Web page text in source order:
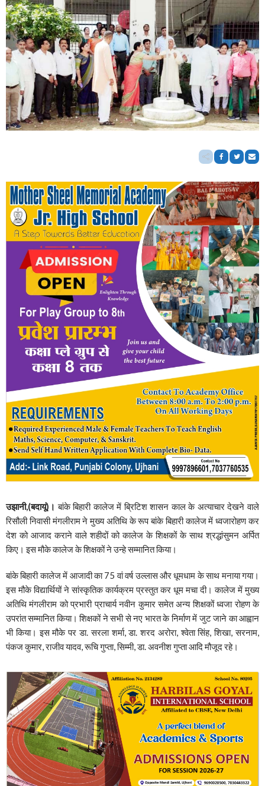
उझानी,(बदायूं)। बांके बिहारी कालेज में ब्रिटिश शासन काल के अत्याचार देखने वाले
रिसौली निवासी मंगलीराम ने मुख्य अतिथि के रूप बांके बिहारी कालेज में ध्वजारोहण कर
देश को आजाद कराने वाले शहीदों को कालेज के शिक्षकों के साथ श्रद्धांसुमन अर्पित
किए। इस मौके कालेज के शिक्षकों ने उन्हे सम्मानित किया।
बांके बिहारी कालेज में आजादी का 75 वां वर्ष उल्लास और धूमधाम के साथ मनाया गया।
इस मौके विद्यार्थियों ने सांस्कृतिक कार्यक्रम प्रस्तुत कर धूम मचा दी। कालेज में मुख्य
अतिथि मंगलीराम को प्रभारी प्राचार्य नवीन कुमार समेत अन्य शिक्षकों ध्वजा रोहण के
उपरांत सम्मानित किया। शिक्षकों ने सभी से नए भारत के निर्माण में जुट जाने का आह्वान
भी किया। इस मौके पर डा. सरला शर्मा, डा. शरद अरोरा, श्वेता सिंह, शिखा, सरनाम,
पंकज कुमार, राजीव यादव, रूचि गुप्ता, सिम्मी, डा. अवनीश गुप्ता आदि मौजूद रहे।